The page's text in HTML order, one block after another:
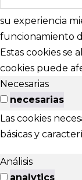
su experiencia
funcionamiento
Estas cookies
cookies puede
Necesarias
necesarias
Las cookies
básicas y
Análisis
analytics